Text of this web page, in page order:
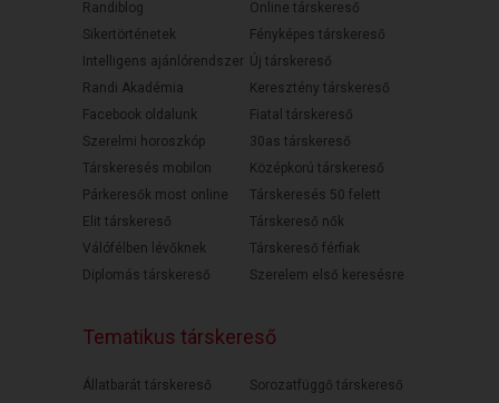
Randiblog
Sikertörténetek
Intelligens ajánlórendszer
Randi Akadémia
Facebook oldalunk
Szerelmi horoszkóp
Társkeresés mobilon
Párkeresők most online
Elit társkereső
Válófélben lévőknek
Diplomás társkereső
Online társkereső
Fényképes társkereső
Új társkereső
Keresztény társkereső
Fiatal társkereső
30as társkereső
Középkorú társkereső
Társkeresés 50 felett
Társkereső nők
Társkereső férfiak
Szerelem első keresésre
Tematikus társkereső
Állatbarát társkereső
Sorozatfüggő társkereső